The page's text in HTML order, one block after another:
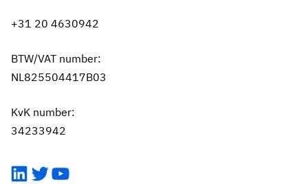
+31 20 4630942
BTW/VAT number:
NL825504417B03
KvK number:
34233942
LinkedIn
TwitterYouTube